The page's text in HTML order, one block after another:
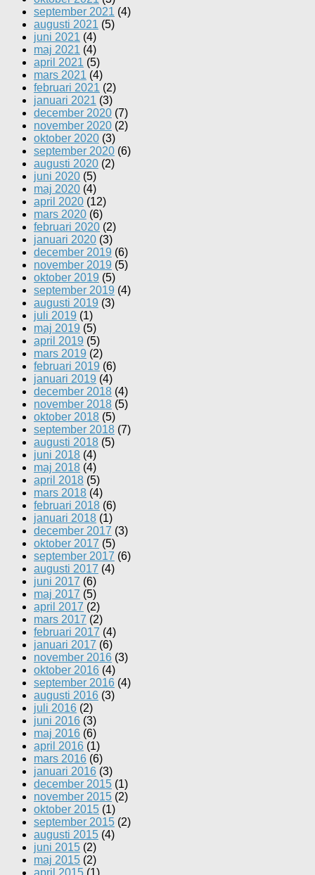
september 2021 (4)
augusti 2021 (5)
juni 2021 (4)
maj 2021 (4)
april 2021 (5)
mars 2021 (4)
februari 2021 (2)
januari 2021 (3)
december 2020 (7)
november 2020 (2)
oktober 2020 (3)
september 2020 (6)
augusti 2020 (2)
juni 2020 (5)
maj 2020 (4)
april 2020 (12)
mars 2020 (6)
februari 2020 (2)
januari 2020 (3)
december 2019 (6)
november 2019 (5)
oktober 2019 (5)
september 2019 (4)
augusti 2019 (3)
juli 2019 (1)
maj 2019 (5)
april 2019 (5)
mars 2019 (2)
februari 2019 (6)
januari 2019 (4)
december 2018 (4)
november 2018 (5)
oktober 2018 (5)
september 2018 (7)
augusti 2018 (5)
juni 2018 (4)
maj 2018 (4)
april 2018 (5)
mars 2018 (4)
februari 2018 (6)
januari 2018 (1)
december 2017 (3)
oktober 2017 (5)
september 2017 (6)
augusti 2017 (4)
juni 2017 (6)
maj 2017 (5)
april 2017 (2)
mars 2017 (2)
februari 2017 (4)
januari 2017 (6)
november 2016 (3)
oktober 2016 (4)
september 2016 (4)
augusti 2016 (3)
juli 2016 (2)
juni 2016 (3)
maj 2016 (6)
april 2016 (1)
mars 2016 (6)
januari 2016 (3)
december 2015 (1)
november 2015 (2)
oktober 2015 (1)
september 2015 (2)
augusti 2015 (4)
juni 2015 (2)
maj 2015 (2)
april 2015 (1)